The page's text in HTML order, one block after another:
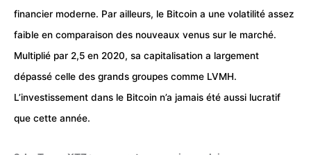
financier moderne. Par ailleurs, le Bitcoin a une volatilité assez
faible en comparaison des nouveaux venus sur le marché.
Multiplié par 2,5 en 2020, sa capitalisation a largement
dépassé celle des grands groupes comme LVMH.
L’investissement dans le Bitcoin n’a jamais été aussi lucratif
que cette année.